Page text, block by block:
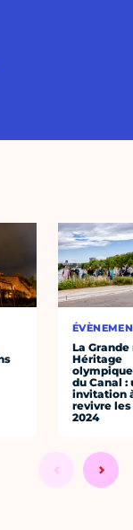
La
Héritage
olympique
du Canal :
invitation
revivre les
2024